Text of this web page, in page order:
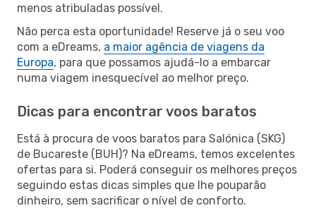
menos atribuladas possível.
Não perca esta oportunidade! Reserve já o seu voo
com a eDreams, a maior agência de viagens da
Europa, para que possamos ajudá-lo a embarcar
numa viagem inesquecível ao melhor preço.
Dicas para encontrar voos baratos
Está à procura de voos baratos para Salónica (SKG)
de Bucareste (BUH)? Na eDreams, temos excelentes
ofertas para si. Poderá conseguir os melhores preços
seguindo estas dicas simples que lhe pouparão
dinheiro, sem sacrificar o nível de conforto.